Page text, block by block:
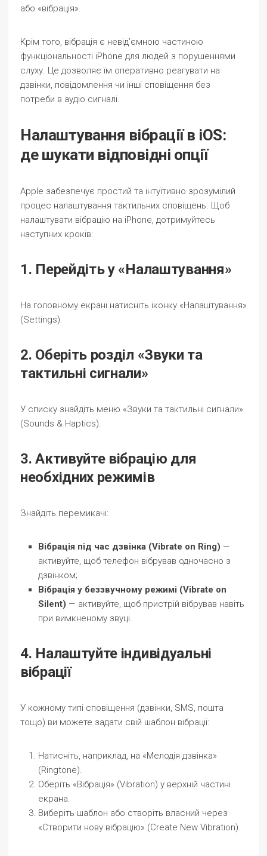
або «вібрація».
Крім того, вібрація є невід’ємною частиною
функціональності iPhone для людей з порушеннями
слуху. Це дозволяє їм оперативно реагувати на
дзвінки, повідомлення чи інші сповіщення без
потреби в аудіо сигналі.
Налаштування вібрації в iOS:
де шукати відповідні опції
Apple забезпечує простий та інтуїтивно зрозумілий
процес налаштування тактильних сповіщень. Щоб
налаштувати вібрацію на iPhone, дотримуйтесь
наступних кроків:
1. Перейдіть у «Налаштування»
На головному екрані натисніть іконку «Налаштування»
(Settings).
2. Оберіть розділ «Звуки та
тактильні сигнали»
У списку знайдіть меню «Звуки та тактильні сигнали»
(Sounds & Haptics).
3. Активуйте вібрацію для
необхідних режимів
Знайдіть перемикачі:
Вібрація під час дзвінка (Vibrate on Ring) —
активуйте, щоб телефон вібрував одночасно з
дзвінком;
Вібрація у беззвучному режимі (Vibrate on
Silent) — активуйте, щоб пристрій вібрував навіть
при вимкненому звуці.
4. Налаштуйте індивідуальні
вібрації
У кожному типі сповіщення (дзвінки, SMS, пошта
тощо) ви можете задати свій шаблон вібрації:
Натисніть, наприклад, на «Мелодія дзвінка»
(Ringtone).
Оберіть «Вібрація» (Vibration) у верхній частині
екрана.
Виберіть шаблон або створіть власний через
«Створити нову вібрацію» (Create New Vibration).